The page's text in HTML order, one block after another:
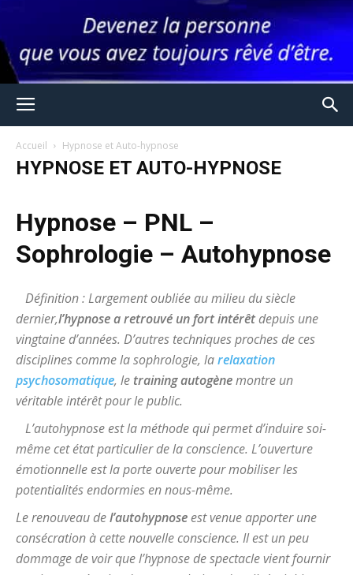
Accueil Hypnose et Auto-hypnose
HYPNOSE ET AUTO-HYPNOSE
Hypnose – PNL –
Sophrologie – Autohypnose
Définition : Largement oubliée au milieu du siècle
dernier,l’hypnose a retrouvé un fort intérêtdepuis une
vingtaine d’années. D’autres techniques proches de ces
disciplines comme la sophrologie, larelaxation
psychosomatique, le training autogènemontre un
véritable intérêt pour le public.
L’autohypnose est la méthode qui permet d’induire soi-
même cet état particulier de la conscience. L’ouverture
émotionnelle est la porte ouverte pour mobiliser les
potentialités endormies en nous-même.
Le renouveau del’autohypnoseest venue apporter une
consécration à cette nouvelle conscience. Il est un peu
dommage de voir que l’hypnose de spectacle vient fournir